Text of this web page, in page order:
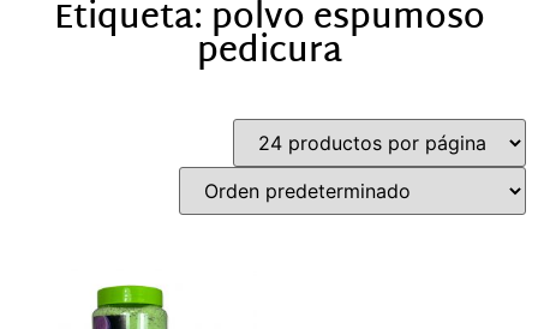
Etiqueta: polvo espumoso
pedicura